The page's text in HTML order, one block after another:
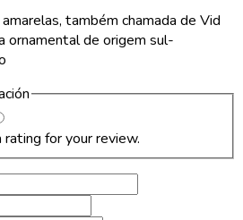
também chamada de Vid
ornamental de origem sul-
rating for your review.